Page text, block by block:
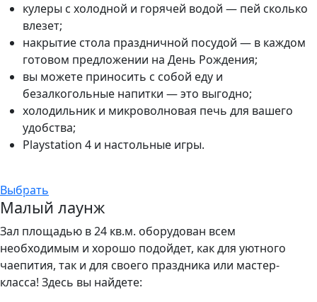
кулеры с холодной и горячей водой — пей сколько
влезет;
накрытие стола праздничной посудой — в каждом
готовом предложении на День Рождения;
вы можете приносить с собой еду и
безалкогольные напитки — это выгодно;
холодильник и микроволновая печь для вашего
удобства;
Playstation 4 и настольные игры.
Выбрать
Малый лаунж
Зал площадью в 24 кв.м. оборудован всем
необходимым и хорошо подойдет, как для уютного
чаепития, так и для своего праздника или мастер-
класса! Здесь вы найдете: